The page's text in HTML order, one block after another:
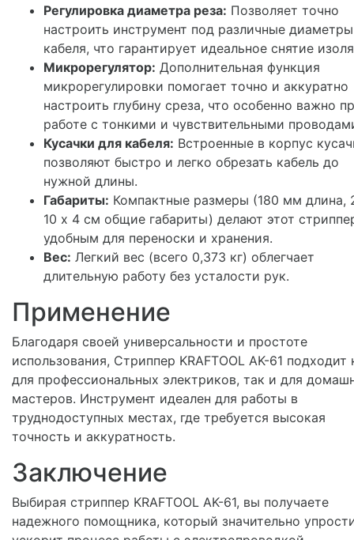
Регулировка диаметра реза: Позволяет точно
настроить инструмент под различные диаметры
кабеля, что гарантирует идеальное снятие
Микрорегулятор: Дополнительная функция
микрорегулировки помогает точно и аккуратно
настроить глубину среза, что особенно важно
работе с тонкими и чувствительными
Кусачки для кабеля: Встроенные в корпус
позволяют быстро и легко обрезать кабель до
нужной длины.
Габариты: Компактные размеры (180 мм длина,
10 х 4 см общие габариты) делают этот
удобным для переноски и хранения.
Вес: Легкий вес (всего 0,373 кг) облегчает
длительную работу без усталости рук.
Применение
Благодаря своей универсальности и простоте
использования, Стриппер KRAFTOOL AK-61 подходит
для профессиональных электриков, так и для
мастеров. Инструмент идеален для работы в
труднодоступных местах, где требуется высокая
точность и аккуратность.
Заключение
Выбирая стриппер KRAFTOOL AK-61, вы получаете
надежного помощника, который значительно